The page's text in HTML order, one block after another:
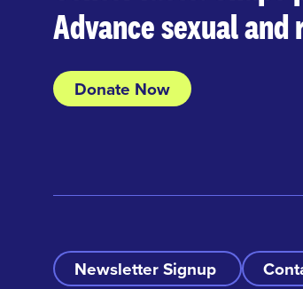
Advance sexual
Donate Now
Newsletter Signup